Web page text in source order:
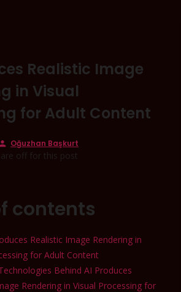
Realistic Image
in Visual
for Adult Content
Oğuzhan Başkurt
off for this post
contents
Realistic Image Rendering in
for Adult Content
Behind AI Produces
Rendering in Visual Processing for